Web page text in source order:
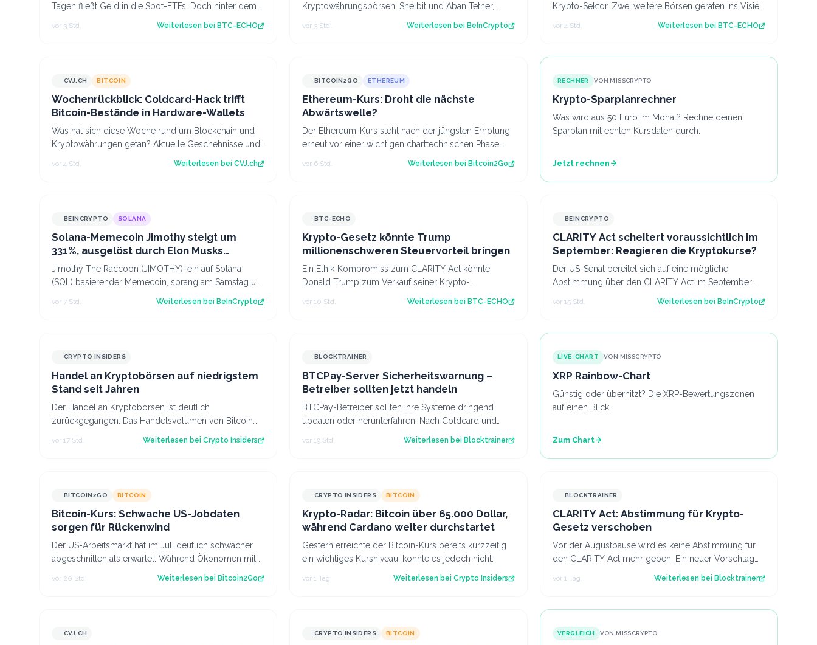
Tagen fließt Geld in die Spot-ETFs. Doch hinter dem
vor 3 Std. Weiterlesen bei BTC-ECHO
Kryptowährungsbörsen, Shelbit und Aban Tether,
vor 3 Std. Weiterlesen bei BeInCrypto
Krypto-Sektor. Zwei weitere Börsen geraten ins Visier
vor 4 Std. Weiterlesen bei BTC-ECHO
CVJ.CHCVJ.CH BITCOIN
Wochenrückblick: Coldcard-Hack trifft
Bitcoin-Bestände in Hardware-Wallets
Was hat sich diese Woche rund um Blockchain und
Kryptowährungen getan? Aktuelle Geschehnisse und
vor 4 Std. Weiterlesen bei CVJ.ch
BITCOIN2GO ETHEREUM
Ethereum-Kurs: Droht die nächste
Abwärtswelle?
Der Ethereum-Kurs steht nach der jüngsten Erholung
erneut vor einer wichtigen charttechnischen Phase.
vor 6 Std. Weiterlesen bei Bitcoin2Go
RECHNER VON MISSCRYPTO
Krypto-Sparplanrechner
Was wird aus 50 Euro im Monat? Rechne deinen
Sparplan mit echten Kursdaten durch.
Jetzt rechnen
BEINCRYPTO SOLANA
Solana-Memecoin Jimothy steigt um
331%, ausgelöst durch Elon Musks
Waschbär-Post
Jimothy The Raccoon (JIMOTHY), ein auf Solana
(SOL) basierender Memecoin, sprang am Samstag um
331%, nachdem Elon Musk ein Waschbär-Video au…
vor 7 Std. Weiterlesen bei BeInCrypto
BTC-ECHO
Krypto-Gesetz könnte Trump
millionenschweren Steuervorteil bringen
Ein Ethik-Kompromiss zum CLARITY Act könnte
Donald Trump zum Verkauf seiner Krypto-
Beteiligungen zwingen – und zugleich einen
vor 10 Std. Weiterlesen bei BTC-ECHO
BEINCRYPTO
CLARITY Act scheitert voraussichtlich im
September: Reagieren die Kryptokurse?
Der US-Senat bereitet sich auf eine mögliche
Abstimmung über den CLARITY Act im September
vor, obwohl weiterhin die nötige Unterstützung feh…
vor 15 Std. Weiterlesen bei BeInCrypto
CRYPTO INSIDERS
Handel an Kryptobörsen auf niedrigstem
Stand seit Jahren
Der Handel an Kryptobörsen ist deutlich
zurückgegangen. Das Handelsvolumen von Bitcoin
vor 17 Std. Weiterlesen bei Crypto Insiders
BLOCKTRAINER
BTCPay-Server Sicherheitswarnung –
Betreiber sollten jetzt handeln
BTCPay-Betreiber sollten ihre Systeme dringend
updaten oder herunterfahren. Nach Coldcard und
vor 19 Std. Weiterlesen bei Blocktrainer
LIVE-CHART VON MISSCRYPTO
XRP Rainbow-Chart
Günstig oder überhitzt? Die XRP-Bewertungszonen
auf einen Blick.
Zum Chart
BITCOIN2GO BITCOIN
Bitcoin-Kurs: Schwache US-Jobdaten
sorgen für Rückenwind
Der US-Arbeitsmarkt hat im Juli deutlich schwächer
abgeschnitten als erwartet. Während Ökonomen mit
vor 20 Std. Weiterlesen bei Bitcoin2Go
CRYPTO INSIDERS BITCOIN
Krypto-Radar: Bitcoin über 65.000 Dollar,
während Cardano weiter durchstartet
Gestern erreichte der Bitcoin-Kurs bereits kurzzeitig
ein wichtiges Kursniveau, konnte es jedoch nicht
vor 1 Tag Weiterlesen bei Crypto Insiders
BLOCKTRAINER
CLARITY Act: Abstimmung für Krypto-
Gesetz verschoben
Vor der Augustpause wird es keine Abstimmung für
den CLARITY Act mehr geben. Ein neuer Vorschlag
vor 1 Tag Weiterlesen bei Blocktrainer
CVJ.CHCVJ.CH CRYPTO INSIDERS BITCOIN VERGLEICH VON MISSCRYPTO